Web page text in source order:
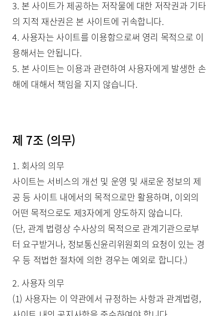
3. 본 사이트가 제공하는 저작물에 대한 저작권과 기타
의 지적 재산권은 본 사이트에 귀속합니다.
4. 사용자는 사이트를 이용함으로써 영리 목적으로 이
용해서는 안됩니다.
5. 본 사이트는 이용과 관련하여 사용자에게 발생한 손
해에 대해서 책임을 지지 않습니다.
제 7조 (의무)
1. 회사의 의무
사이트는 서비스의 개선 및 운영 및 새로운 정보의 제
공 등 사이트 내에서의 목적으로만 활용하며, 이외의
어떤 목적으로도 제3자에게 양도하지 않습니다.
(단, 관계 법령상 수사상의 목적으로 관계기관으로부
터 요구받거나, 정보통신윤리위원회의 요청이 있는 경
우 등 적법한 절차에 의한 경우는 예외로 합니다.)
2. 사용자 의무
(1) 사용자는 이 약관에서 규정하는 사항과 관계법령,